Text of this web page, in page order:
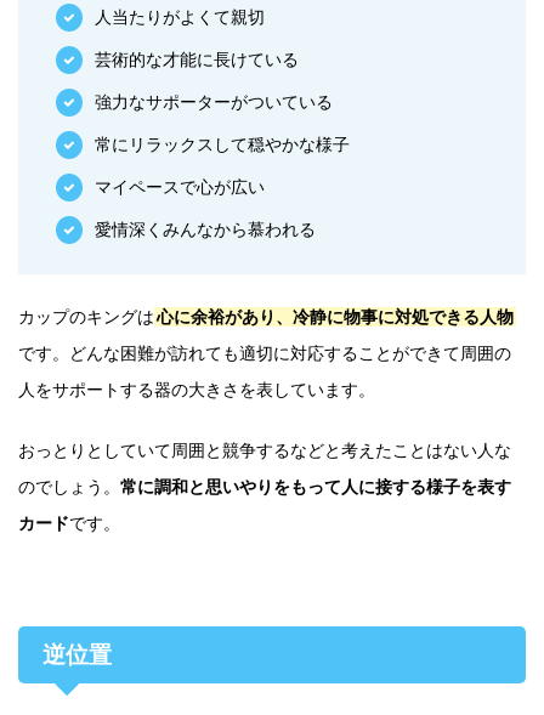
人当たりがよくて親切
芸術的な才能に長けている
強力なサポーターがついている
常にリラックスして穏やかな様子
マイペースで心が広い
愛情深くみんなから慕われる
カップのキングは心に余裕があり、冷静に物事に対処できる人物
です。どんな困難が訪れても適切に対応することができて周囲の
人をサポートする器の大きさを表しています。
おっとりとしていて周囲と競争するなどと考えたことはない人な
のでしょう。 常に調和と思いやりをもって人に接する様子を表す
カードです。
逆位置